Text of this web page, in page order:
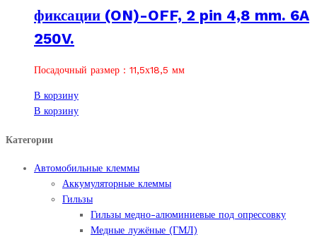
фиксации (ON)-OFF, 2 pin 4,8 mm. 6A
250V.
Посадочный размер : 11,5х18,5 мм
В корзину
В корзину
Категории
Автомобильные клеммы
Аккумуляторные клеммы
Гильзы
Гильзы медно-алюминиевые под опрессовку
Медные лужёные (ГМЛ)